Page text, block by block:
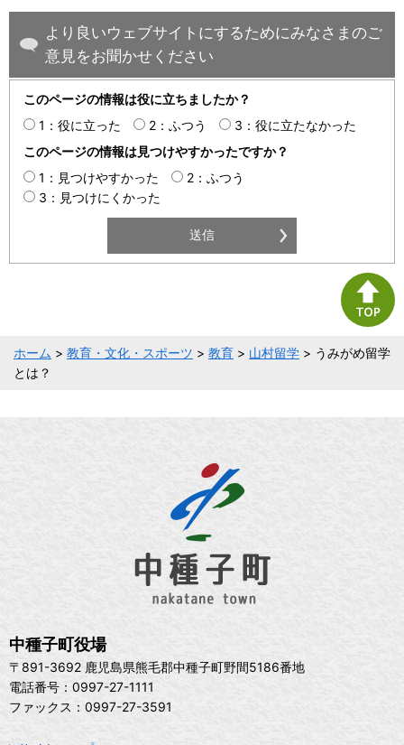
より良いウェブサイトにするためにみなさまのご
意見をお聞かせください
このページの情報は役に立ちましたか？
1：役に立った
2：ふつう
3：役に立たなかった
このページの情報は見つけやすかったですか？
1：見つけやすかった
2：ふつう
3：見つけにくかった
ホーム > 教育・文化・スポーツ > 教育 > 山村留学 > うみがめ留学
とは？
中種子町役場
〒891-3692 鹿児島県熊毛郡中種子町野間5186番地
電話番号：0997-27-1111
ファックス：0997-27-3591